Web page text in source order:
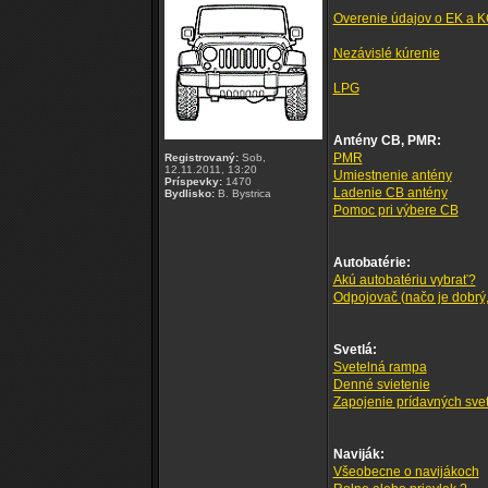
Registrovaný:Sob,
12.11.2011, 13:20
Príspevky:1470
Bydlisko:B. Bystrica
Overenie údajov o EK a
Nezávislé kúrenie
LPG
Antény CB, PMR:
PMR
Umiestnenie antény
Ladenie CB antény
Pomoc pri výbere CB
Autobatérie:
Akú autobatériu vybrať?
Odpojovač (načo je
Svetlá:
Svetelná rampa
Denné svietenie
Zapojenie prídavných
Naviják:
Všeobecne o navijákoch